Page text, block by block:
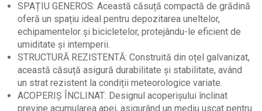
SPAȚIU GENEROS: Această căsuță compactă de grădină
oferă un spațiu ideal pentru depozitarea uneltelor,
echipamentelor și bicicletelor, protejându-le eficient de
umiditate și intemperii.
STRUCTURĂ REZISTENTĂ: Construită din oțel galvanizat,
această căsuță asigură durabilitate și stabilitate, având
un strat rezistent la condiții meteorologice variate.
ACOPERIȘ ÎNCLINAT: Designul acoperișului înclinat
previne acumularea apei, asigurând un mediu uscat pentru